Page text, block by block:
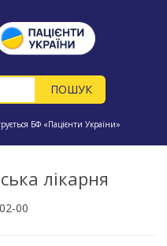
БФ «Пацієнти України»
лікарня
00